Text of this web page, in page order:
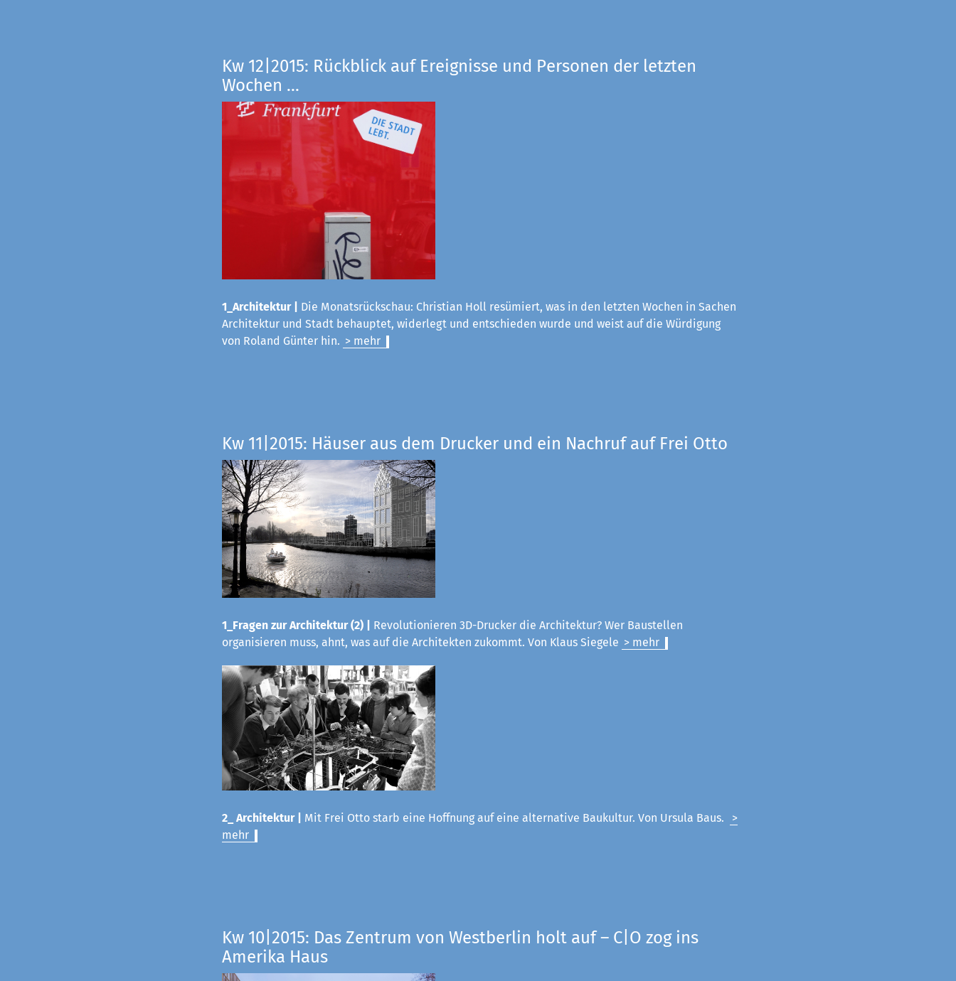
Kw 12|2015: Rückblick auf Ereignisse und Personen der letzten
Wochen ...
1_Architektur|
Die Monatsrückschau: Christian Holl resümiert, was in den letzten Wochen in Sachen
Architektur und Stadt behauptet, widerlegt und entschieden wurde und weist auf die Würdigung
von Roland Günter hin. > mehr
Kw 11|2015: Häuser aus dem Drucker und ein Nachruf auf Frei Otto
1_Fragen zur Architektur (2) |
Revolutionieren 3D-Drucker die Architektur? Wer Baustellen
organisieren muss, ahnt, was auf die Architekten zukommt. Von Klaus Siegele > mehr
2_ Architektur | Mit Frei Otto starb eine Hoffnung auf eine alternative Baukultur. Von Ursula Baus.
>
mehr
Kw 10|2015: Das Zentrum von Westberlin holt auf – C|O zog ins
Amerika Haus